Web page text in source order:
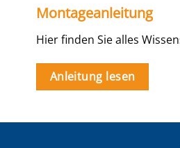
Montageanleitung
Hier finden Sie alles
Anleitung lesen